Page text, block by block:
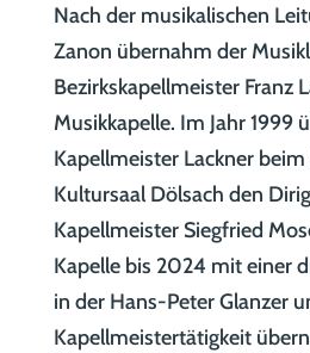
Nach der musikalischen
Zanon übernahm der
Bezirkskapellmeister Franz
Musikkapelle. Im Jahr 1999
Kapellmeister Lackner
Kultursaal Dölsach den
Kapellmeister Siegfried
Kapelle bis 2024 mit einer
in der Hans-Peter Glanzer
Kapellmeistertätigkeit